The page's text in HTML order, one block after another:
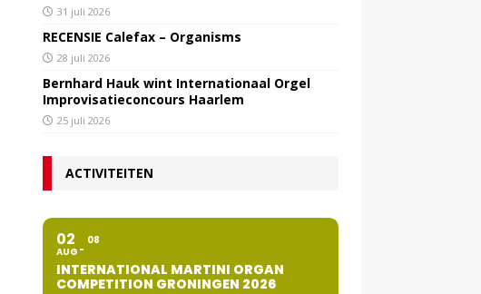
31 juli 2026
RECENSIE Calefax – Organisms
28 juli 2026
Bernhard Hauk wint Internationaal Orgel
Improvisatieconcours Haarlem
25 juli 2026
ACTIVITEITEN
02
AUG
08
INTERNATIONAL MARTINI ORGAN
COMPETITION GRONINGEN 2026